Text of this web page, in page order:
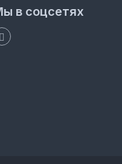
в соцсетях